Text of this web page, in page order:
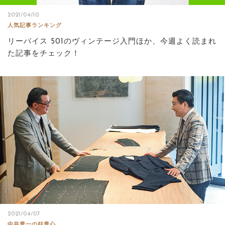
2021/04/10
人気記事ランキング
リーバイス 501のヴィンテージ入門ほか、今週よく読まれ
た記事をチェック！
2021/04/07